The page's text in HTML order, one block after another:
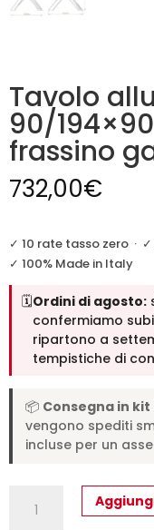
Tavolo
90/
frassino
732,00€
✓ 10 rate tasso zero ·
✓ 100% Made in Italy
🗓️Ordini di agosto:
confermiamo
ripartono a
tempistiche di
📦 Consegna in
vengono spediti
incluse per un
allungabile